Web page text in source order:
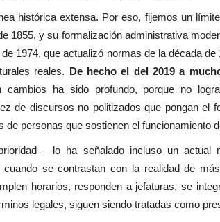
histórica extensa. Por eso, fijemos un
1855, y su formalización administrativa
1974, que actualizó normas de la década
reales. De hecho el del 2019 a
cambios ha sido profundo, porque no
de discursos no politizados que pongan el
de personas que sostienen el funcionamiento
—lo ha señalado incluso un actual
cuando se contrastan con la realidad de
horarios, responden a jefaturas, se
legales, siguen siendo tratadas como